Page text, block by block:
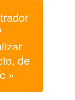
de
»